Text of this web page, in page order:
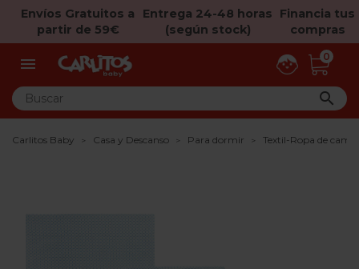
Envíos Gratuitos a
partir de 59€
Entrega 24-48 horas
(según stock)
Financia tus
compras
 0

Carlitos Baby Casa y Descanso Para dormir Textil-Ropa de cama